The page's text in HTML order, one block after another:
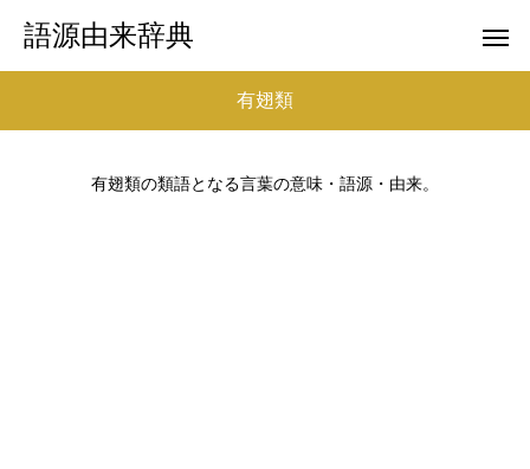
語源由来辞典
有翅類
有翅類の類語となる言葉の意味・語源・由来。